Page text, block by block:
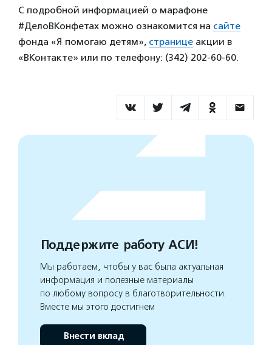
С подробной информацией о марафоне
#ДелоВКонфетах можно ознакомится на сайте
фонда «Я помогаю детям», странице акции в
«ВКонтакте» или по телефону: (342) 202-60-60.
Поддержите работу АСИ!
Мы работаем, чтобы у вас была актуальная
информация и полезные материалы
по любому вопросу в благотворительности.
Вместе мы этого достигнем
Внести вклад